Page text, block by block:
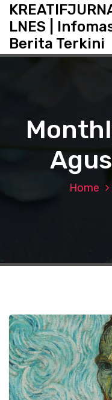
t
LNES |
Berita Terkini
Home